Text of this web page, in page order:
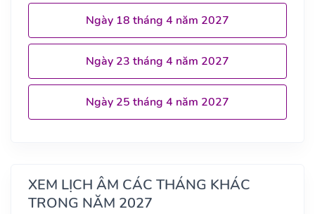
Ngày 18 tháng 4 năm 2027
Ngày 23 tháng 4 năm 2027
Ngày 25 tháng 4 năm 2027
XEM LỊCH ÂM CÁC THÁNG KHÁC
TRONG NĂM 2027